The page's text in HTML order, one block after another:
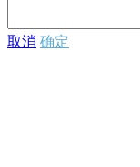
取消 确定